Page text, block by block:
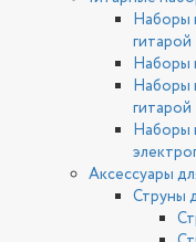
Наборы
гитарой
Наборы
Наборы
гитарой
Наборы
Аксессуары
Струны